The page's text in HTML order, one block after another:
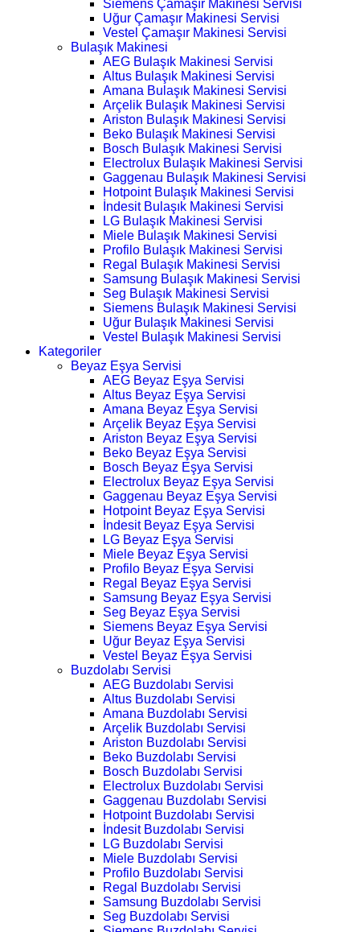
Siemens Çamaşır Makinesi Servisi
Uğur Çamaşır Makinesi Servisi
Vestel Çamaşır Makinesi Servisi
Bulaşık Makinesi
AEG Bulaşık Makinesi Servisi
Altus Bulaşık Makinesi Servisi
Amana Bulaşık Makinesi Servisi
Arçelik Bulaşık Makinesi Servisi
Ariston Bulaşık Makinesi Servisi
Beko Bulaşık Makinesi Servisi
Bosch Bulaşık Makinesi Servisi
Electrolux Bulaşık Makinesi Servisi
Gaggenau Bulaşık Makinesi Servisi
Hotpoint Bulaşık Makinesi Servisi
İndesit Bulaşık Makinesi Servisi
LG Bulaşık Makinesi Servisi
Miele Bulaşık Makinesi Servisi
Profilo Bulaşık Makinesi Servisi
Regal Bulaşık Makinesi Servisi
Samsung Bulaşık Makinesi Servisi
Seg Bulaşık Makinesi Servisi
Siemens Bulaşık Makinesi Servisi
Uğur Bulaşık Makinesi Servisi
Vestel Bulaşık Makinesi Servisi
Kategoriler
Beyaz Eşya Servisi
AEG Beyaz Eşya Servisi
Altus Beyaz Eşya Servisi
Amana Beyaz Eşya Servisi
Arçelik Beyaz Eşya Servisi
Ariston Beyaz Eşya Servisi
Beko Beyaz Eşya Servisi
Bosch Beyaz Eşya Servisi
Electrolux Beyaz Eşya Servisi
Gaggenau Beyaz Eşya Servisi
Hotpoint Beyaz Eşya Servisi
İndesit Beyaz Eşya Servisi
LG Beyaz Eşya Servisi
Miele Beyaz Eşya Servisi
Profilo Beyaz Eşya Servisi
Regal Beyaz Eşya Servisi
Samsung Beyaz Eşya Servisi
Seg Beyaz Eşya Servisi
Siemens Beyaz Eşya Servisi
Uğur Beyaz Eşya Servisi
Vestel Beyaz Eşya Servisi
Buzdolabı Servisi
AEG Buzdolabı Servisi
Altus Buzdolabı Servisi
Amana Buzdolabı Servisi
Arçelik Buzdolabı Servisi
Ariston Buzdolabı Servisi
Beko Buzdolabı Servisi
Bosch Buzdolabı Servisi
Electrolux Buzdolabı Servisi
Gaggenau Buzdolabı Servisi
Hotpoint Buzdolabı Servisi
İndesit Buzdolabı Servisi
LG Buzdolabı Servisi
Miele Buzdolabı Servisi
Profilo Buzdolabı Servisi
Regal Buzdolabı Servisi
Samsung Buzdolabı Servisi
Seg Buzdolabı Servisi